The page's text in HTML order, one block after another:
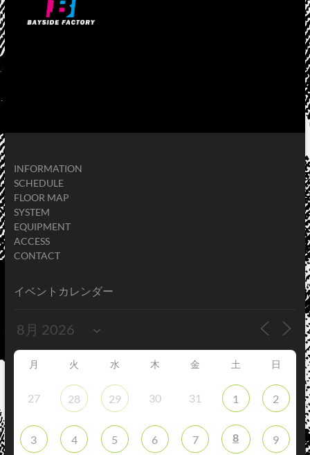
INFORMATION
SCHEDULE
FLOOR MAP
SYSTEM
EQUIPMENT
ACCESS
CONTACT
イベントカレンダー
月 火 水 木 金 土 日
27 28 29 30 31 1 2
3 4 5 6 7 8 9